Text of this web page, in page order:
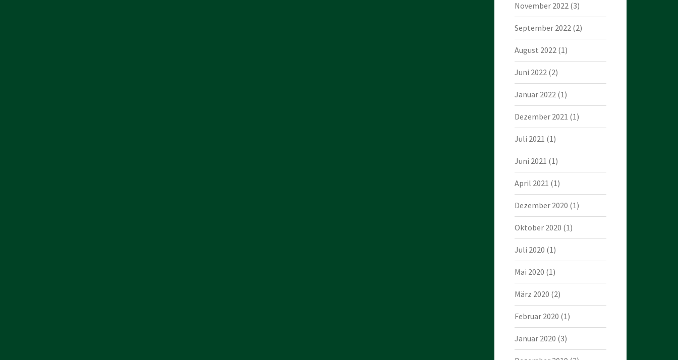
November 2022(3)
September 2022(2)
August 2022(1)
Juni 2022(2)
Januar 2022(1)
Dezember 2021 (1)
Juli 2021 (1)
Juni 2021 (1)
April 2021 (1)
Dezember 2020 (1)
Oktober 2020 (1)
Juli 2020 (1)
Mai 2020 (1)
März 2020 (2)
Februar 2020 (1)
Januar 2020 (3)